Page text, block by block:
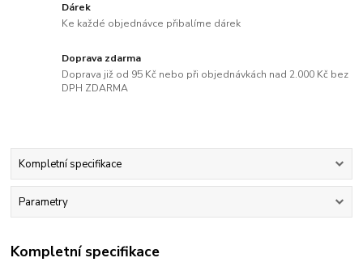
Dárek
Ke každé objednávce přibalíme dárek
Doprava zdarma
Doprava již od 95 Kč nebo při objednávkách nad 2.000 Kč bez
DPH ZDARMA
Kompletní specifikace
Parametry
Kompletní specifikace